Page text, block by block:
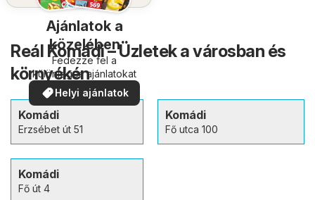
Ajánlatok a
közelében
Fedezze fel a
különleges ajánlatokat
Helyi ajánlatok
Reál Komádi – Üzletek a városban és
környékén
Komádi
Erzsébet út 51
Komádi
Fő utca 100
Komádi
Fő út 4